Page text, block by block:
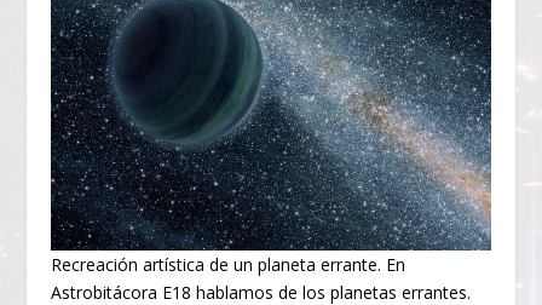
Recreación artística de un planeta errante. En
Astrobitácora E18 hablamos de los planetas errantes.